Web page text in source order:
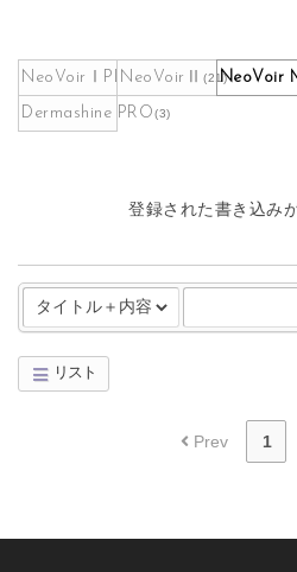
NeoVoirⅠPLUS(262)
NeoVoirⅡ (21)NeoVoir
Dermashine PRO(3)
登録された書き込み
リスト
Prev 1